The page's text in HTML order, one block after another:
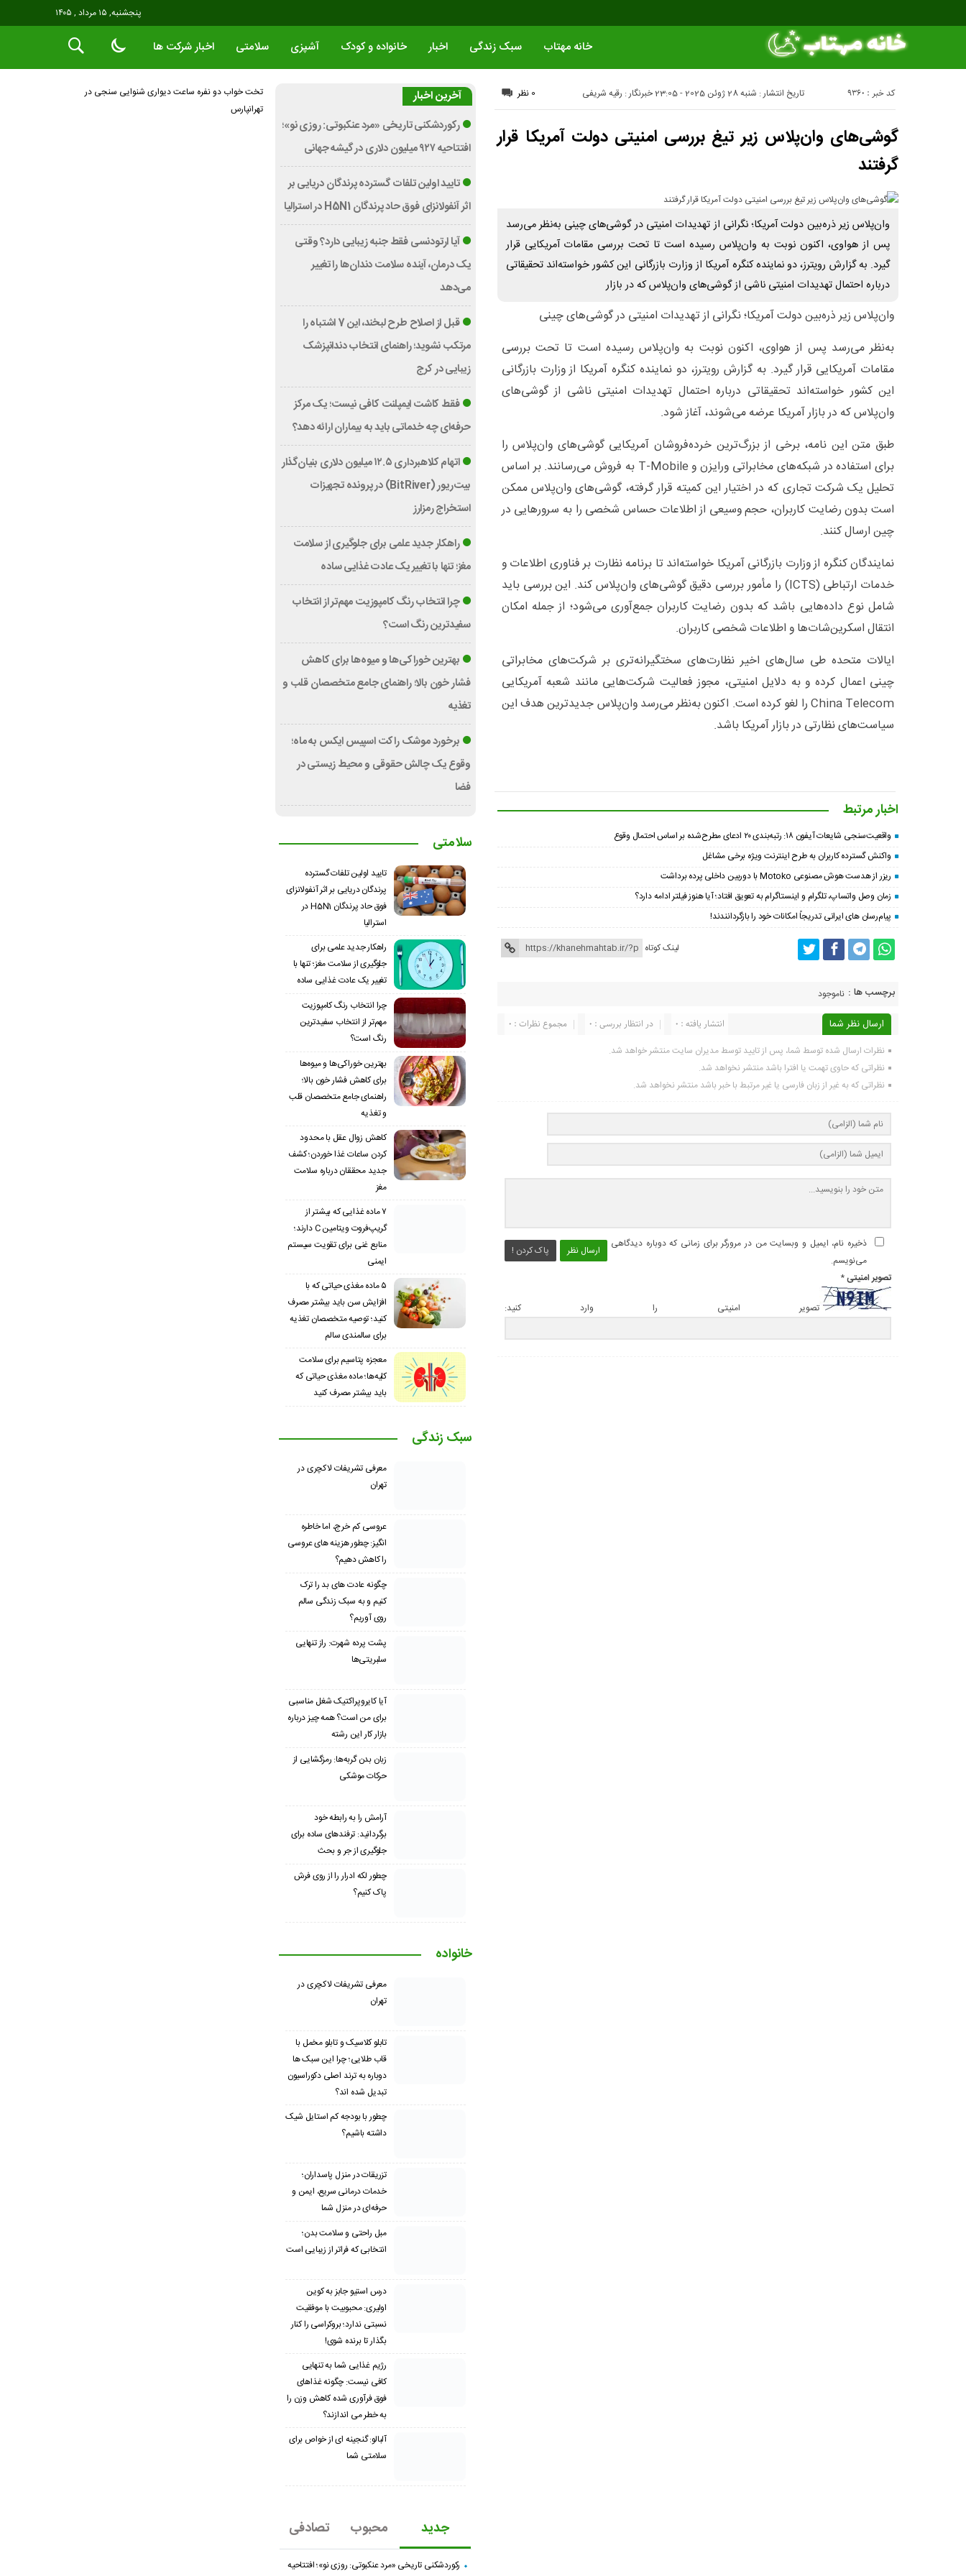
پنجشنبه, ۱۵ مرداد , ۱۴۰۵
خانه مهتاب سبک زندگی اخبار خانواده و کودک آشپزی سلامتی اخبار شرکت ها
تاریخ انتشار : شنبه 28 ژوئن 2025 - 23:05 خبرنگار : رقیه شریفی کد خبر : 9360 0 نظر
گوشی‌های وان‌پلاس زیر تیغ بررسی امنیتی دولت آمریکا قرار
گرفتند
وان‌پلاس زیر ذره‌بین دولت آمریکا؛ نگرانی از تهدیدات امنیتی در گوشی‌های چینی به‌نظر می‌رسد
پس از هواوی، اکنون نوبت به وان‌پلاس رسیده است تا تحت بررسی مقامات آمریکایی قرار
گیرد. به گزارش رویترز، دو نماینده کنگره آمریکا از وزارت بازرگانی این کشور خواسته‌اند تحقیقاتی
درباره احتمال تهدیدات امنیتی ناشی از گوشی‌های وان‌پلاس که در بازار
وان‌پلاس زیر ذره‌بین دولت آمریکا؛ نگرانی از تهدیدات امنیتی در گوشی‌های چینی
به‌نظر می‌رسد پس از هواوی، اکنون نوبت به وان‌پلاس رسیده است تا تحت بررسی
مقامات آمریکایی قرار گیرد. به گزارش رویترز، دو نماینده کنگره آمریکا از وزارت بازرگانی
این کشور خواسته‌اند تحقیقاتی درباره احتمال تهدیدات امنیتی ناشی از گوشی‌های
وان‌پلاس که در بازار آمریکا عرضه می‌شوند، آغاز شود.
طبق متن این نامه، برخی از بزرگ‌ترین خرده‌فروشان آمریکایی گوشی‌های وان‌پلاس را
برای استفاده در شبکه‌های مخابراتی ورایزن و T-Mobile به فروش می‌رسانند. بر اساس
تحلیل یک شرکت تجاری که در اختیار این کمیته قرار گرفته، گوشی‌های وان‌پلاس ممکن
است بدون رضایت کاربران، حجم وسیعی از اطلاعات حساس شخصی را به سرورهایی در
چین ارسال کنند.
نمایندگان کنگره از وزارت بازرگانی آمریکا خواسته‌اند تا برنامه نظارت بر فناوری اطلاعات و
خدمات ارتباطی (ICTS) را مأمور بررسی دقیق گوشی‌های وان‌پلاس کند. این بررسی باید
شامل نوع داده‌هایی باشد که بدون رضایت کاربران جمع‌آوری می‌شود؛ از جمله امکان
انتقال اسکرین‌شات‌ها و اطلاعات شخصی کاربران.
ایالات متحده طی سال‌های اخیر نظارت‌های سختگیرانه‌تری بر شرکت‌های مخابراتی
چینی اعمال کرده و به دلایل امنیتی، مجوز فعالیت شرکت‌هایی مانند شعبه آمریکایی
China Telecom را لغو کرده است. اکنون به‌نظر می‌رسد وان‌پلاس جدیدترین هدف این
سیاست‌های نظارتی در بازار آمریکا باشد.
اخبار مرتبط
واقعیت‌سنجی شایعات آیفون ۱۸: رتبه‌بندی ۲۰ ادعای مطرح‌شده بر اساس احتمال وقوع
واکنش گسترده کاربران به طرح اینترنت ویژه برخی مشاغل
ریزر از هدست هوش مصنوعی Motoko با دوربین داخلی پرده برداشت
زمان وصل واتساپ، تلگرام و اینستاگرام به تعویق افتاد؛ آیا هنوز فیلتر ادامه دارد؟
پیام‌رسان‌ های ایرانی تدریجاً امکانات خود را بازگردانندند!
لینک کوتاه
برچسب ها : ناموجود
ارسال نظر شما مجموع نظرات : 0 در انتظار بررسی : 0 انتشار یافته : 0
نظرات ارسال شده توسط شما، پس از تایید توسط مدیران سایت منتشر خواهد شد.
نظراتی که حاوی تهمت یا افترا باشد منتشر نخواهد شد.
نظراتی که به غیر از زبان فارسی یا غیر مرتبط با خبر باشد منتشر نخواهد شد.
ارسال نظر پاک کردن !
ذخیره نام، ایمیل و وبسایت من در مرورگر برای زمانی که دوباره دیدگاهی
می‌نویسم.
تصویر امنیتی*
تصویر امنیتی را وارد کنید:
آخرین اخبار
رکوردشکنی تاریخی «مرد عنکبوتی: روزی نو»؛
افتتاحیه ۹۲۷ میلیون دلاری در گیشه جهانی
تایید اولین تلفات گسترده پرندگان دریایی بر
اثر آنفولانزای فوق حاد پرندگان H5N1 در استرالیا
آیا ارتودنسی فقط جنبه زیبایی دارد؟ وقتی
یک درمان، آینده سلامت دندان‌ها را تغییر
می‌دهد
قبل از اصلاح طرح لبخند، این 7 اشتباه را
مرتکب نشوید؛ راهنمای انتخاب دندانپزشک
زیبایی در کرج
فقط کاشت ایمپلنت کافی نیست؛ یک مرکز
حرفه‌ای چه خدماتی باید به بیماران ارائه دهد؟
اتهام کلاهبرداری ۱۲.۵ میلیون دلاری بنیان‌گذار
بیت‌ریور (BitRiver) در پرونده تجهیزات
استخراج رمزارز
راهکار جدید علمی برای جلوگیری از سلامت
مغز؛ تنها با تغییر یک عادت غذایی ساده
چرا انتخاب رنگ کامپوزیت مهم‌تر از انتخاب
سفیدترین رنگ است؟
بهترین خوراکی‌ها و میوه‌ها برای کاهش
فشار خون بالا؛ راهنمای جامع متخصصان قلب و
تغذیه
برخورد موشک راکت اسپیس ایکس به ماه؛
وقوع یک چالش حقوقی و محیط زیستی در
فضا
سلامتی
تایید اولین تلفات گسترده
پرندگان دریایی بر اثر آنفولانزای
فوق حاد پرندگان H5N1 در
استرالیا
راهکار جدید علمی برای
جلوگیری از سلامت مغز؛ تنها با
تغییر یک عادت غذایی ساده
چرا انتخاب رنگ کامپوزیت
مهم‌تر از انتخاب سفیدترین
رنگ است؟
بهترین خوراکی‌ها و میوه‌ها
برای کاهش فشار خون بالا؛
راهنمای جامع متخصصان قلب
و تغذیه
کاهش زوال عقل با محدود
کردن ساعات غذا خوردن؛ کشف
جدید محققان درباره سلامت
مغز
۷ ماده غذایی که بیشتر از
گریپ‌فروت ویتامین C دارند؛
منابع غنی برای تقویت سیستم
ایمنی
۵ ماده مغذی حیاتی که با
افزایش سن باید بیشتر مصرف
کنید؛ توصیه متخصصان تغذیه
برای سالمندی سالم
معجزه پتاسیم برای سلامت
کلیه‌ها؛ ماده مغذی حیاتی که
باید بیشتر مصرف کنید
سبک زندگی
معرفی تشریفات لاکچری در
تهران
عروسی کم خرج، اما خاطره
انگیز: چطور هزینه های عروسی
را کاهش دهیم؟
چگونه عادت‌ های بد را ترک
کنیم و به سبک زندگی سالم
روی آوریم؟
پشت پرده شهرت: راز تنهایی
سلبریتی‌ها
آیا کایروپراکتیک شغل مناسبی
برای من است؟ همه چیز درباره
بازار کار این رشته
زبان بدن گربه‌ها: رمزگشایی از
حرکات موشکی
آرامش را به رابطه خود
برگردانید: ترفندهای ساده برای
جلوگیری از جر و بحث
چطور لکه ادرار را از روی فرش
پاک کنیم؟
خانواده
معرفی تشریفات لاکچری در
تهران
تابلو کلاسیک و تابلو مخمل با
قاب طلایی؛ چرا این سبک ها
دوباره به ترند اصلی دکوراسیون
تبدیل شده اند؟
چطور با بودجه کم استایل شیک
داشته باشیم؟
تزریقات در منزل پاسداران؛
خدمات درمانی سریع، ایمن و
حرفه‌ای در منزل شما
مبل راحتی و سلامت بدن؛
انتخابی که فراتر از زیبایی است
درس استیو جابز به کوین
اولیری: محبوبیت با موفقیت
نسبتی ندارد؛ بروکراسی را کنار
بگذار تا برنده شوی!
رژیم غذایی شما به تنهایی
کافی نیست: چگونه غذاهای
فوق فرآوری شده کاهش وزن را
به خطر می اندازند؟
آلبالو: گنجینه ای از خواص برای
سلامتی شما
جدید محبوب تصادفی
رکوردشکنی تاریخی «مرد عنکبوتی: روزی نو»؛ افتتاحیه
تخت خواب دو نفره ساعت دیواریشنوایی سنجی در
تهرانپارس